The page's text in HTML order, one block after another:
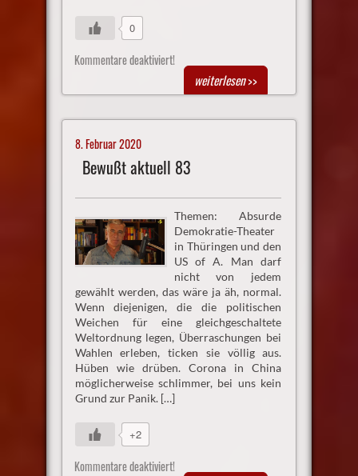
0
Kommentare deaktiviert!
weiterlesen>>
8. Februar 2020
Bewußt aktuell 83
Themen: Absurde
Demokratie-Theater
in Thüringen und den
US of A. Man darf
nicht von jedem
gewählt werden, das wäre ja äh, normal.
Wenn diejenigen, die die politischen
Weichen für eine gleichgeschaltete
Weltordnung legen, Überraschungen bei
Wahlen erleben, ticken sie völlig aus.
Hüben wie drüben. Corona in China
möglicherweise schlimmer, bei uns kein
Grund zur Panik. […]
+2
Kommentare deaktiviert!